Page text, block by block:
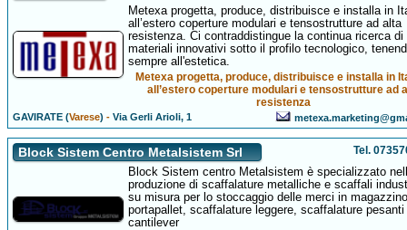
Metexa progetta, produce, distribuisce e installa in
all’estero coperture modulari e tensostrutture ad alta
resistenza. Ci contraddistingue la continua ricerca di
materiali innovativi sotto il profilo tecnologico,
sempre all'estetica.
Metexa progetta, produce, distribuisce e installa in
all’estero coperture modulari e tensostrutture ad
resistenza
GAVIRATE (Varese) -Via Gerli Arioli, 1
Block Sistem Centro Metalsistem Srl Tel.
Block Sistem centro Metalsistem è specializzato
produzione di scaffalature metalliche e scaffali
su misura per lo stoccaggio delle merci in
portapallet, scaffalature leggere, scaffalature pesanti
cantilever